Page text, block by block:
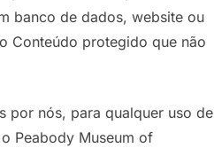
banco de dados, website ou
Conteúdo protegido que não
por nós, para qualquer uso de
Peabody Museum of